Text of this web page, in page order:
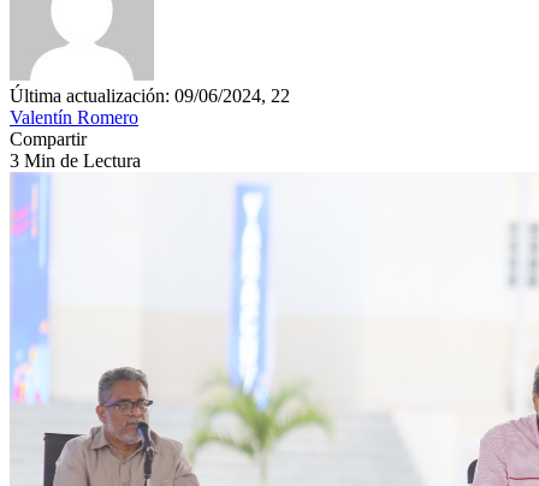
Última actualización: 09/06/2024, 22
Valentín Romero
Compartir
3 Min de Lectura